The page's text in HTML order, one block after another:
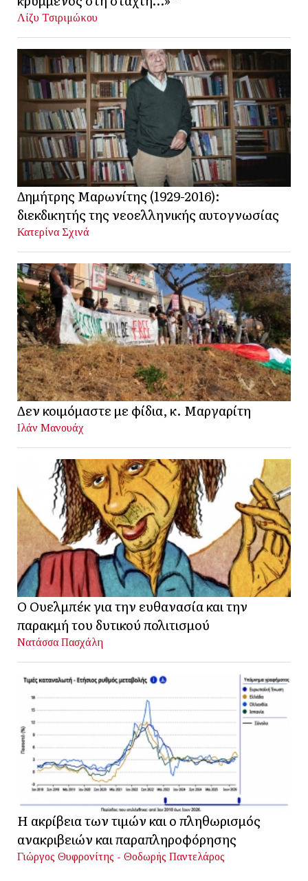
Λίζυ Τσιριμώκου
Δημήτρης Μαρωνίτης (1929-2016):
διεκδικητής της νεοελληνικής αυτογνωσίας
Κατερίνα Σχινά
Δεν κοιμόμαστε με φίδια, κ. Μαργαρίτη
Ιλάν Μανουάχ
Ο Ουελμπέκ για την ευθανασία και την
παρακμή του δυτικού πολιτισμού
Νατάσσα Πασχάλη
Η ακρίβεια των τιμών και ο πληθωρισμός
ανακριβειών και παραπληροφόρησης
Γιώργος Θυφρονίτης - Θοδωρής Παντελάρος